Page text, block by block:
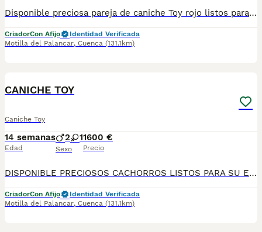
Disponible preciosa pareja de caniche Toy rojo listos para su entrega , carácter amoroso y educados hacer sus necesidades en el empapador . Ejemplares de mucha calidad se entregan con sus correspondientes vacunas no dudes en contactar
CriadorCon Afijo
Identidad Verificada
Motilla del Palancar, Cuenca (131.1km)
CANICHE TOY
Caniche Toy
14 semanas
Edad
2 1
Sexo
1600 €
Precio
DISPONIBLE PRECIOSOS CACHORROS LISTOS PARA SU ENTREGA , se entregan vacunados desparasitados y garantias por escrito . precio 1600e
CriadorCon Afijo
Identidad Verificada
Motilla del Palancar, Cuenca (131.1km)